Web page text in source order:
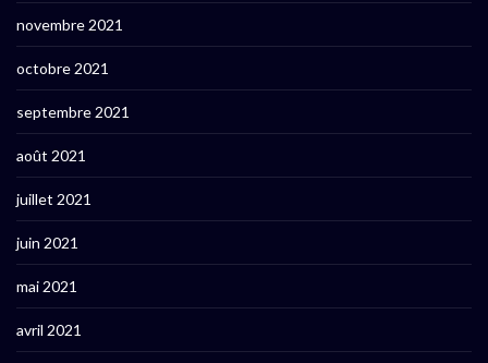
novembre 2021
octobre 2021
septembre 2021
août 2021
juillet 2021
juin 2021
mai 2021
avril 2021